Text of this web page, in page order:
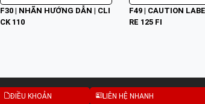
F30 | NHÃN HƯỚNG DẪN | CLI
CK 110
F49 | CAUTION
RE 125 FI
ĐIỀU KHOẢN LIÊN HỆ NHANH